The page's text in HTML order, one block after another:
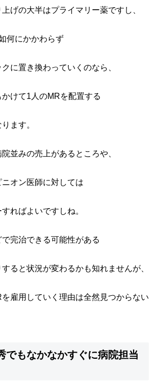
げの大半はプライマリー薬ですし、
何にかかわらず
に置き換わっていくのなら、
けて1人のMRを配置する
ます。
並みの売上があるところや、
オン医師に対しては
ればよいですしね。
完治できる可能性がある
ると状況が変わるかも知れませんが、
雇用していく理由は全然見つからない
でもなかなかすぐに病院担当